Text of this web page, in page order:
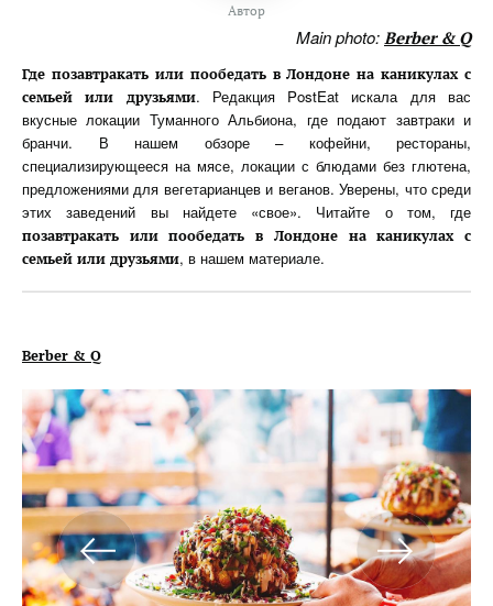
Автор
Main photo: Berber & Q
Где позавтракать или пообедать в Лондоне на каникулах с
семьей или друзьями. Редакция PostEat искала для вас
вкусные локации Туманного Альбиона, где подают завтраки и
бранчи. В нашем обзоре – кофейни, рестораны,
специализирующееся на мясе, локации с блюдами без глютена,
предложениями для вегетарианцев и веганов. Уверены, что среди
этих заведений вы найдете «свое». Читайте о том, где
позавтракать или пообедать в Лондоне на каникулах с
семьей или друзьями, в нашем материале.
Berber & Q